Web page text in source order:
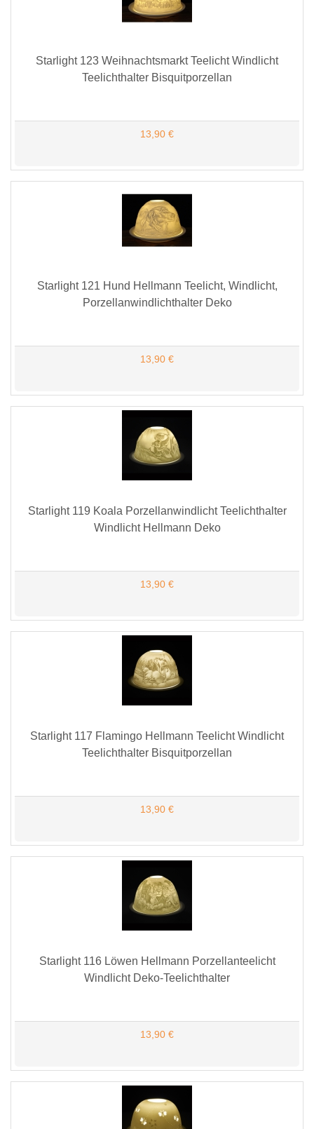
Starlight 123 Weihnachtsmarkt Teelicht Windlicht
Teelichthalter Bisquitporzellan
13,90 €
Starlight 121 Hund Hellmann Teelicht, Windlicht,
Porzellanwindlichthalter Deko
13,90 €
Starlight 119 Koala Porzellanwindlicht Teelichthalter
Windlicht Hellmann Deko
13,90 €
Starlight 117 Flamingo Hellmann Teelicht Windlicht
Teelichthalter Bisquitporzellan
13,90 €
Starlight 116 Löwen Hellmann Porzellanteelicht
Windlicht Deko-Teelichthalter
13,90 €